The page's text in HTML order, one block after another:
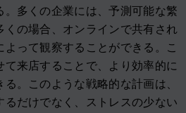
。多くの企業には、予測可能な繁
くの場合、オンラインで共有され
って観察することができる。こ
来店することで、より効率的に
。このような戦略的な計画は、
だけでなく、ストレスの少ない